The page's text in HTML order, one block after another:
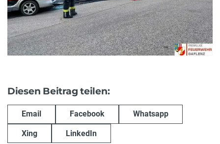
Diesen Beitrag teilen:
Email Facebook Whatsapp
Xing LinkedIn